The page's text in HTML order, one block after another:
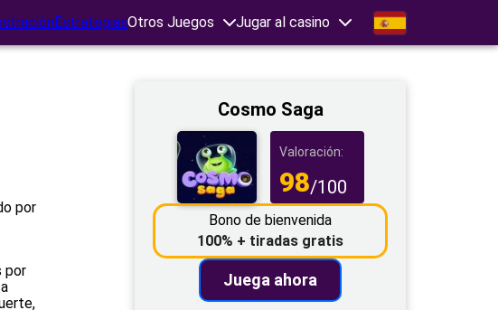
EstrategiasOtros Juegos Jugar al casino
por
por
Cosmo Saga
Valoración:
98/100
Bono de bienvenida
100% + tiradas gratis
Juega ahora